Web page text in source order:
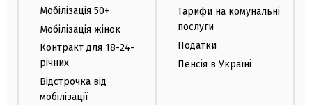
Мобілізація 50+
Мобілізація жінок
Контракт для 18-24-
річних
Відстрочка від
мобілізації
Тарифи на комунальні
послуги
Податки
Пенсія в Україні